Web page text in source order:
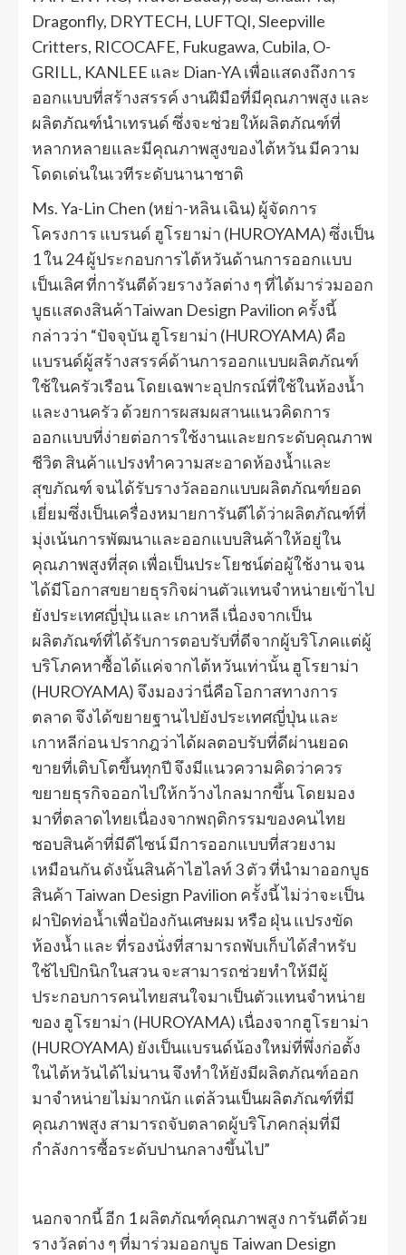
Dragonfly, DRYTECH, LUFTQI, Sleepville
Critters, RICOCAFE, Fukugawa, Cubila, O-
GRILL, KANLEE และ Dian-YA เพื่อแสดงถึงการ
ออกแบบที่สร้างสรรค์ งานฝีมือที่มีคุณภาพสูง และ
ผลิตภัณฑ์นำเทรนด์ ซึ่งจะช่วยให้ผลิตภัณฑ์ที่
หลากหลายและมีคุณภาพสูงของไต้หวัน มีความ
โดดเด่นในเวทีระดับนานาชาติ
Ms. Ya-Lin Chen (หย่า-หลิน เฉิน) ผู้จัดการ
โครงการ แบรนด์ ฮูโรยาม่า (HUROYAMA) ซึ่งเป็น
1 ใน 24 ผู้ประกอบการไต้หวันด้านการออกแบบ
เป็นเลิศ ที่การันตีด้วยรางวัลต่าง ๆ ที่ได้มาร่วมออก
บูธแสดงสินค้าTaiwan Design Pavilion ครั้งนี้
กล่าวว่า “ปัจจุบัน ฮูโรยาม่า (HUROYAMA) คือ
แบรนด์ผู้สร้างสรรค์ด้านการออกแบบผลิตภัณฑ์
ใช้ในครัวเรือน โดยเฉพาะอุปกรณ์ที่ใช้ในห้องน้ำ
และงานครัว ด้วยการผสมผสานแนวคิดการ
ออกแบบที่ง่ายต่อการใช้งานและยกระดับคุณภาพ
ชีวิต สินค้าแปรงทำความสะอาดห้องน้ำและ
สุขภัณฑ์ จนได้รับรางวัลออกแบบผลิตภัณฑ์ยอด
เยี่ยมซึ่งเป็นเครื่องหมายการันตีได้ว่าผลิตภัณฑ์ที่
มุ่งเน้นการพัฒนาและออกแบบสินค้าให้อยู่ใน
คุณภาพสูงที่สุด เพื่อเป็นประโยชน์ต่อผู้ใช้งาน จน
ได้มีโอกาสขยายธุรกิจผ่านตัวแทนจำหน่ายเข้าไป
ยังประเทศญี่ปุ่น และ เกาหลี เนื่องจากเป็น
ผลิตภัณฑ์ที่ได้รับการตอบรับที่ดีจากผู้บริโภคแต่ผู้
บริโภคหาซื้อได้แค่จากไต้หวันเท่านั้น ฮูโรยาม่า
(HUROYAMA) จึงมองว่านี่คือโอกาสทางการ
ตลาด จึงได้ขยายฐานไปยังประเทศญี่ปุ่น และ
เกาหลีก่อน ปรากฎว่าได้ผลตอบรับที่ดีผ่านยอด
ขายที่เติบโตขึ้นทุกปี จึงมีแนวความคิดว่าควร
ขยายธุรกิจออกไปให้กว้างไกลมากขึ้น โดยมอง
มาที่ตลาดไทยเนื่องจากพฤติกรรมของคนไทย
ชอบสินค้าที่มีดีไซน์ มีการออกแบบที่สวยงาม
เหมือนกัน ดังนั้นสินค้าไฮไลท์ 3 ตัว ที่นำมาออกบูธ
สินค้า Taiwan Design Pavilion ครั้งนี้ ไม่ว่าจะเป็น
ฝาปิดท่อน้ำเพื่อป้องกันเศษผม หรือ ฝุ่น แปรงขัด
ห้องน้ำ และ ที่รองนั่งที่สามารถพับเก็บได้สำหรับ
ใช้ไปปิกนิกในสวน จะสามารถช่วยทำให้มีผู้
ประกอบการคนไทยสนใจมาเป็นตัวแทนจำหน่าย
ของ ฮูโรยาม่า (HUROYAMA) เนื่องจากฮูโรยาม่า
(HUROYAMA) ยังเป็นแบรนด์น้องใหม่ที่พึ่งก่อตั้ง
ในไต้หวันได้ไม่นาน จึงทำให้ยังมีผลิตภัณฑ์ออก
มาจำหน่ายไม่มากนัก แต่ล้วนเป็นผลิตภัณฑ์ที่มี
คุณภาพสูง สามารถจับตลาดผู้บริโภคกลุ่มที่มี
กำลังการซื้อระดับปานกลางขึ้นไป”
นอกจากนี้ อีก 1 ผลิตภัณฑ์คุณภาพสูง การันตีด้วย
รางวัลต่าง ๆ ที่มาร่วมออกบูธ Taiwan Design